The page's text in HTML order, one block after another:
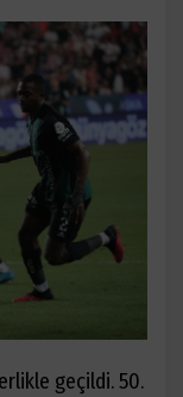
geçildi. 50.